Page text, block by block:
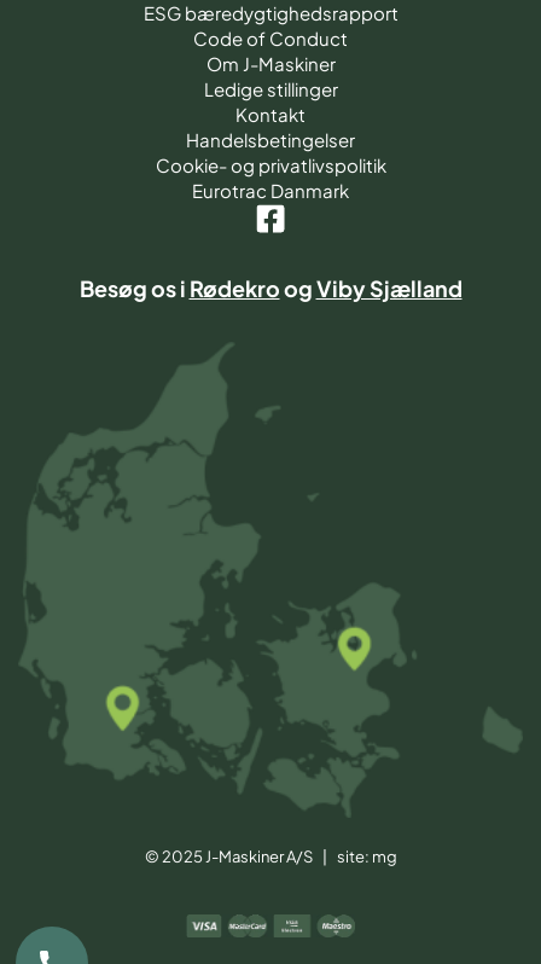
ESG bæredygtighedsrapport
Code of Conduct
Om J-Maskiner
Ledige stillinger
Kontakt
Handelsbetingelser
Cookie- og privatlivspolitik
Eurotrac Danmark
Besøg os i RødekroogViby Sjælland
© 2025 J-Maskiner A/S | site: mg